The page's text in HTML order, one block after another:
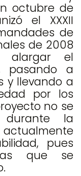
octubre de
el XXXII
de
de 2008
alargar el
pasando a
y llevando a
por los
no se
durante la
pues
que se